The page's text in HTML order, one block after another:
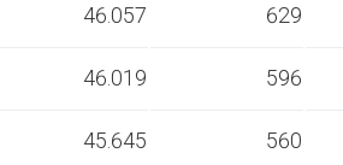
46.057 629
46.019 596
45.645 560